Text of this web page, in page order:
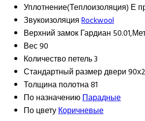
Уплотнение(Теплоизоляция) Е
ЗвукоизоляцияRockwool
Верхний замокГардиан
Вес90
Количество петель3
Стандартный размер двери
Толщина полотна81
По назначениюПарадные
По цветуКоричневые